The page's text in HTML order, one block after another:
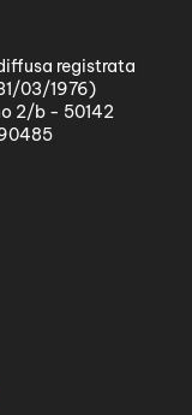
registrata
03/1976)
2/b - 50142